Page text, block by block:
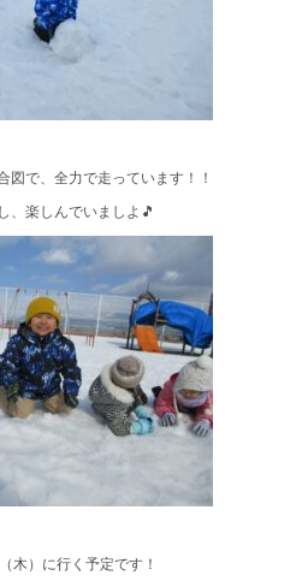
図で、全力で走っています！！
、楽しんでいましよ🎵
木）に行く予定です！